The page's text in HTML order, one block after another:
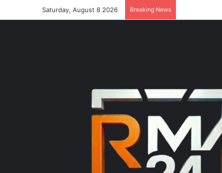
Saturday, August 8 2026 Breaking News